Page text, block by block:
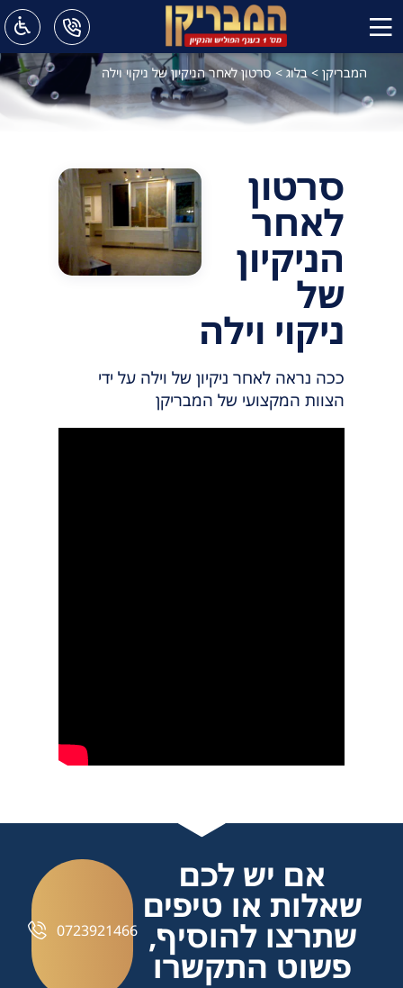
המבריקן >בלוג> סרטון לאחר הניקיון של ניקוי וילה
סרטון
לאחר
הניקיון
של
ניקוי וילה
ככה נראה לאחר ניקיון של וילה על ידי
הצוות המקצועי של המבריקן
אם יש לכם
שאלות או טיפים
שתרצו להוסיף,
פשוט התקשרו
0723921466